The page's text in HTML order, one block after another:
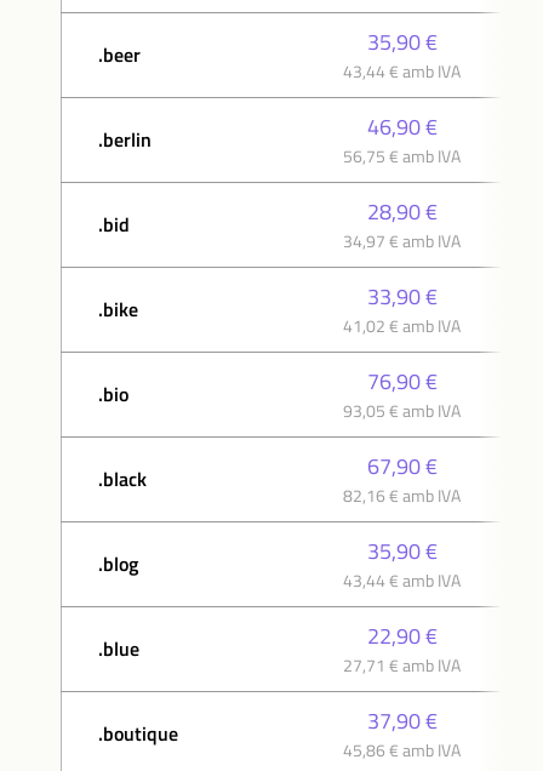
.beer 35,90 €
43,44 € amb IVA
.berlin 46,90 €
56,75 € amb IVA
.bid 28,90 €
34,97 € amb IVA
.bike 33,90 €
41,02 € amb IVA
.bio 76,90 €
93,05 € amb IVA
.black 67,90 €
82,16 € amb IVA
.blog 35,90 €
43,44 € amb IVA
.blue 22,90 €
27,71 € amb IVA
.boutique 37,90 €
45,86 € amb IVA